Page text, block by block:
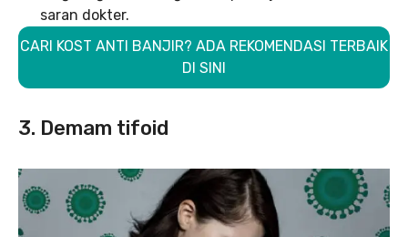
saran dokter.
CARI KOST ANTI BANJIR? ADA REKOMENDASI TERBAIK
DI SINI
3. Demam tifoid